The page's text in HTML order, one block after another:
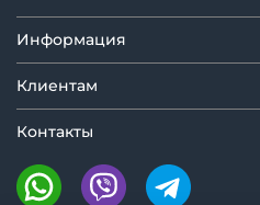
Информация
Клиентам
Контакты